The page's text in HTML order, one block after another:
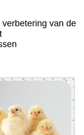
van de